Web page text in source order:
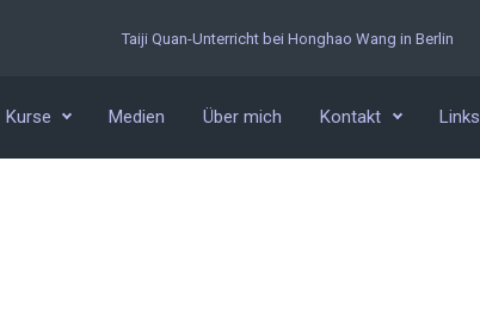
Taiji Quan-Unterricht bei Honghao Wang in Berlin
Kurse Medien Über mich Kontakt Links